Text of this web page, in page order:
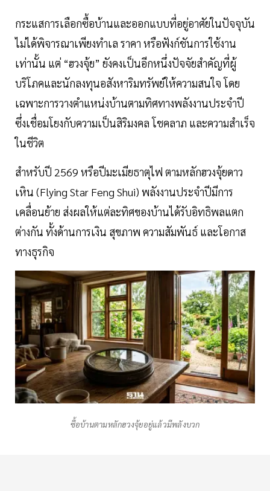
กระแสการเลือกซื้อบ้านและออกแบบที่อยู่อาศัยในปัจจุบัน
ไม่ได้พิจารณาเพียงทำเล ราคา หรือฟังก์ชันการใช้งาน
เท่านั้น แต่ “ฮวงจุ้ย” ยังคงเป็นอีกหนึ่งปัจจัยสำคัญที่ผู้
บริโภคและนักลงทุนอสังหาริมทรัพย์ให้ความสนใจ โดย
เฉพาะการวางตำแหน่งบ้านตามทิศทางพลังงานประจำปี
ซึ่งเชื่อมโยงกับความเป็นสิริมงคล โชคลาภ และความสำเร็จ
ในชีวิต
สำหรับปี 2569 หรือปีมะเมียธาตุไฟ ตามหลักฮวงจุ้ยดาว
เหิน (Flying Star Feng Shui) พลังงานประจำปีมีการ
เคลื่อนย้าย ส่งผลให้แต่ละทิศของบ้านได้รับอิทธิพลแตก
ต่างกัน ทั้งด้านการเงิน สุขภาพ ความสัมพันธ์ และโอกาส
ทางธุรกิจ
ซื้อบ้านตามหลักฮวงจุ้ยอยู่แล้วมีพลังบวก